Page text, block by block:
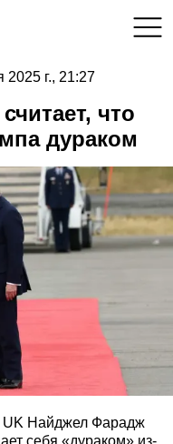
2025 г., 21:27
что
дураком
UK Найджел Фарадж
себя «дураком» из-